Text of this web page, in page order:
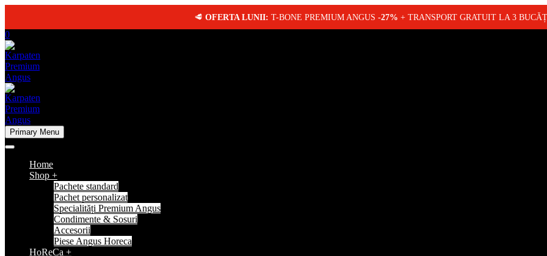
🥩 OFERTA LUNII: T-BONE PREMIUM ANGUS -27% + TRANSPORT GRATUIT LA 3
0
Primary Menu
Home
Shop +
Pachete standard
Pachet personalizat
Specialități Premium Angus
Condimente & Sosuri
Accesorii
Piese Angus Horeca
HoReCa +